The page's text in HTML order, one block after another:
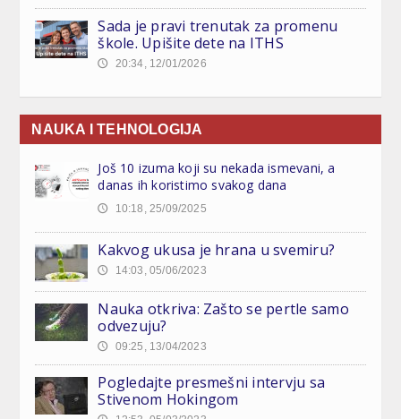
Sada je pravi trenutak za promenu
škole. Upišite dete na ITHS
🕔 20:34, 12/01/2026
NAUKA I TEHNOLOGIJA
Još 10 izuma koji su nekada ismevani, a
danas ih koristimo svakog dana
🕔 10:18, 25/09/2025
Kakvog ukusa je hrana u svemiru?
🕔 14:03, 05/06/2023
Nauka otkriva: Zašto se pertle samo
odvezuju?
🕔 09:25, 13/04/2023
Pogledajte presmešni intervju sa
Stivenom Hokingom